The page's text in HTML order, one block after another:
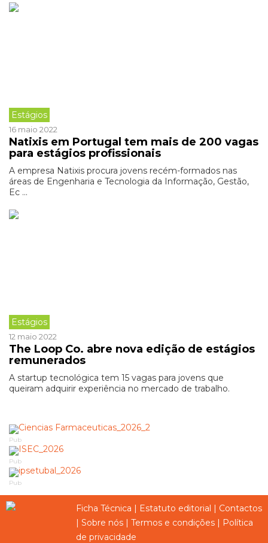
Estágios
16 maio 2022
Natixis em Portugal tem mais de 200 vagas
para estágios profissionais
A empresa Natixis procura jovens recém-formados nas
áreas de Engenharia e Tecnologia da Informação, Gestão,
Ec ...
Estágios
12 maio 2022
The Loop Co. abre nova edição de estágios
remunerados
A startup tecnológica tem 15 vagas para jovens que
queiram adquirir experiência no mercado de trabalho.
Pub
Pub
Pub
Ficha Técnica | Estatuto editorial | Contactos
| Sobre nós | Termos e condições | Política
de privacidade